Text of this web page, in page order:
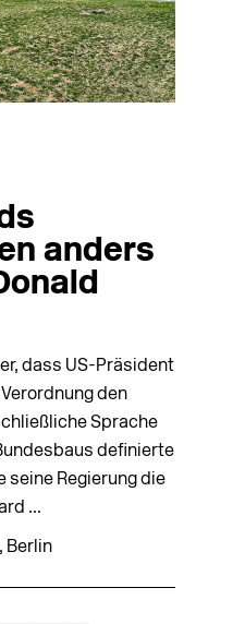
anders
dass US-Präsident
den
Sprache
definierte
seine Regierung die
...
Berlin